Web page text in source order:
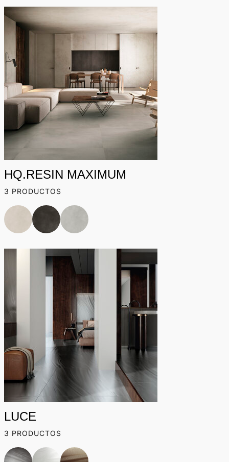
HQ.RESIN MAXIMUM
3 PRODUCTOS
LUCE
3 PRODUCTOS